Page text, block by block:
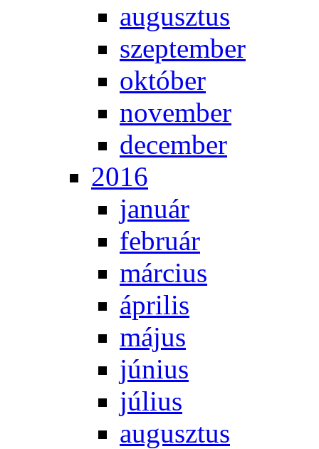
au­gusz­tus
szep­tem­ber
ok­tó­ber
no­vem­ber
de­cem­ber
2016
ja­nu­ár
feb­ru­ár
már­ci­us
áp­ri­lis
má­jus
jú­ni­us
jú­li­us
au­gusz­tus